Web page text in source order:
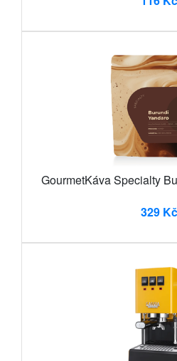
GourmetKáva Specialty
329 Kč